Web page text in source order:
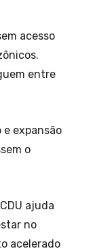
acesso
entre
expansão
o
ajuda
no
acelerado